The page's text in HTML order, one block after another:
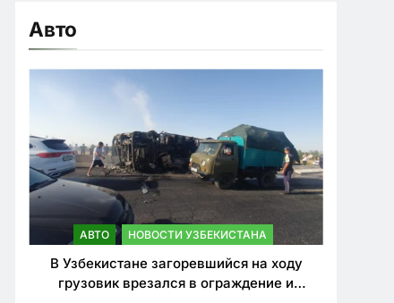
Авто
АВТО НОВОСТИ УЗБЕКИСТАНА
В Узбекистане загоревшийся на ходу
грузовик врезался в ограждение и